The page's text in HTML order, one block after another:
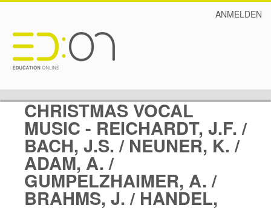
ANMELDEN
CHRISTMAS VOCAL
MUSIC - REICHARDT, J.F. /
BACH, J.S. / NEUNER, K. /
ADAM, A. /
GUMPELZHAIMER, A. /
BRAHMS, J. / HANDEL,